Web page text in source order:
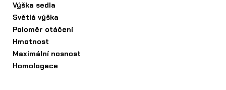
Výška sedla
Světlá výška
Poloměr otáčení
Hmotnost
Maximální nosnost
Homologace